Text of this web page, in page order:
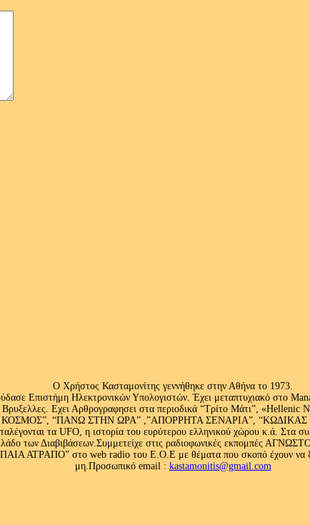
Ο Χρήστος Κασταμονίτης γεννήθηκε στην Αθήνα το 1973.
Επιστήμη Ηλεκτρονικών Υπολογιστών. Έχει μεταπτυχιακό στο
Εχει Αρθρογραφησει στα περιοδικά “Τρίτο Μάτι”,
“ΠΑΝΩ ΣΤΗΝ ΩΡΑ” ,”ΑΠΟΡΡΗΤΑ ΣΕΝΑΡΙΑ”, “ΚΩΔΙΚΑΣ
τα UFO, η ιστορία του ευρύτερου ελληνικού χώρου κ.ά. Στα
των Διαβιβάσεων.Συμμετείχε στις ραδιοφωνικές εκπομπές
ΑΤΡΑΠΟ” στο web radio του Ε.Ο.Ε με θέματα που σκοπό έχουν να
μη.Προσωπικό email : kastamonitis@gmail.com